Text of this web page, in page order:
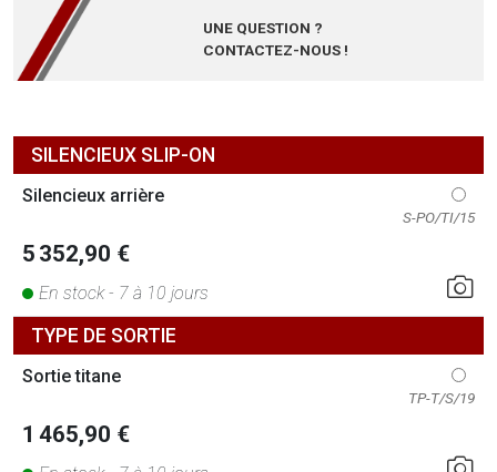
UNE QUESTION ?
CONTACTEZ-NOUS !
SILENCIEUX SLIP-ON
Silencieux arrière
S-PO/TI/15
5 352,90 €
En stock - 7 à 10 jours
TYPE DE SORTIE
Sortie titane
TP-T/S/19
1 465,90 €